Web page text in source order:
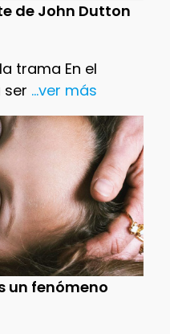
de John Dutton
trama En el
ser ...ver más
un fenómeno